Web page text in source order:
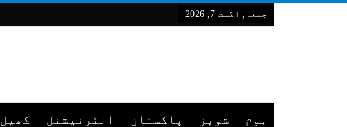
جمعہ, اگست 7, 2026
ہوم شوبز پاکستان انٹرنیشنل کھیل